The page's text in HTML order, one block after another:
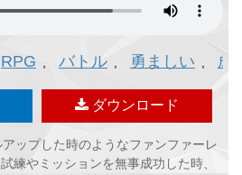
RPG バトル 勇ましい 成
ダウンロード
ップした時のようなファンファーレ
練やミッションを無事成功した時、